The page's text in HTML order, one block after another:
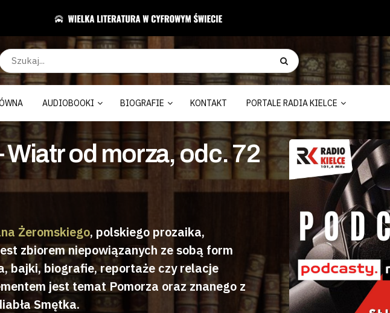
AUDIOBOOKI BIOGRAFIE KONTAKT PORTALE RADIA KIELCE
od morza, odc. 72
Żeromskiego, polskiego prozaika,
zbiorem niepowiązanych ze sobą form
bajki, biografie, reportaże czy relacje
jest temat Pomorza oraz znanego z
Smętka.